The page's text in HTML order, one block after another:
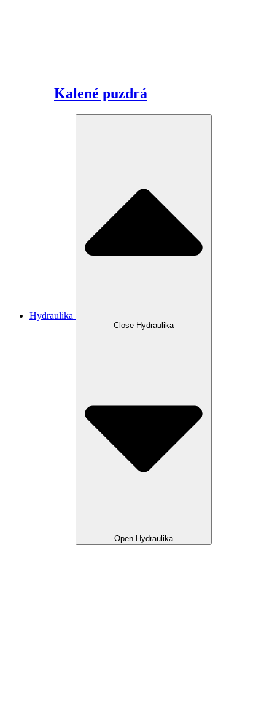
Kalené puzdrá
Hydraulika
Close Hydraulika
Open Hydraulika